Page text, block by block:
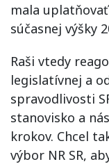
mala
súčasnej výšky
Raši vtedy
legislatívnej a
spravodlivosti
stanovisko a
krokov. Chcel
výbor NR SR,